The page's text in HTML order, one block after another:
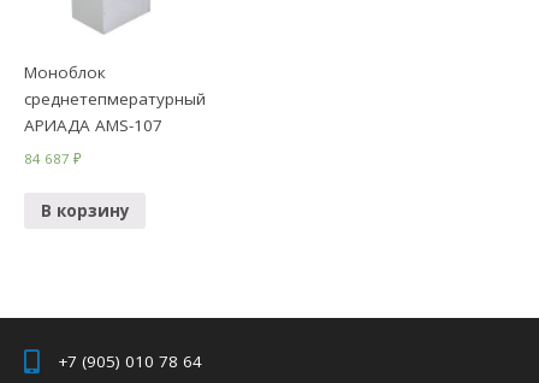
Моноблок
среднетепмературный
АРИАДА AMS-107
84 687₽
В корзину
+7 (905) 010 78 64